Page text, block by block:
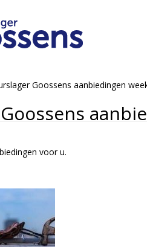
Goossens aanbiedingen
voor u.